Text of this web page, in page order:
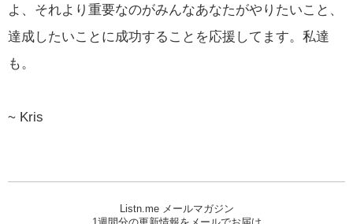
よ、それより重要なのがみんなあなたがやりたいこと、
達成したいことに成功することを応援してます。私達
も。
~ Kris
Listn.me メールマガジン